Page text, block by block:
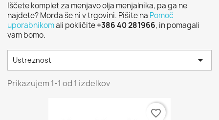
Iščete komplet za menjavo olja menjalnika, pa ga ne
najdete? Morda še ni v trgovini. Pišite na Pomoč
uporabnikomali pokličite+386 40 281966, in pomagali
vam bomo.
Ustreznost 
Prikazujem 1-1 od 1 izdelkov
favorite_border